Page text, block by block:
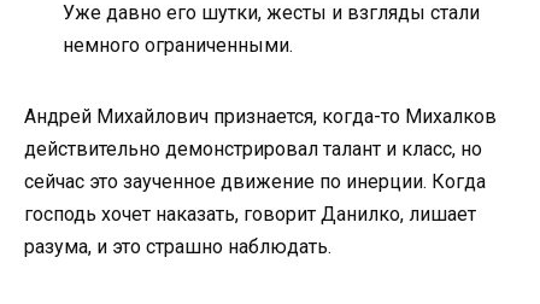
Уже давно его шутки, жесты и взгляды стали
немного ограниченными.
Андрей Михайлович признается, когда-то Михалков
действительно демонстрировал талант и класс, но
сейчас это заученное движение по инерции. Когда
господь хочет наказать, говорит Данилко, лишает
разума, и это страшно наблюдать.